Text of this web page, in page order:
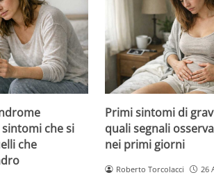
che si
che
Primi sintomi di
quali segnali
nei primi giorni
Roberto Torcolacci 26